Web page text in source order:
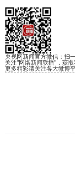
央视网新闻官方微信：扫
关注"网络新闻联播"，获取
更多精彩请关注各大微博